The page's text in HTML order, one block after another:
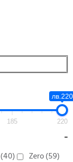
лв.220
185 220
-
(40) Zero(59)